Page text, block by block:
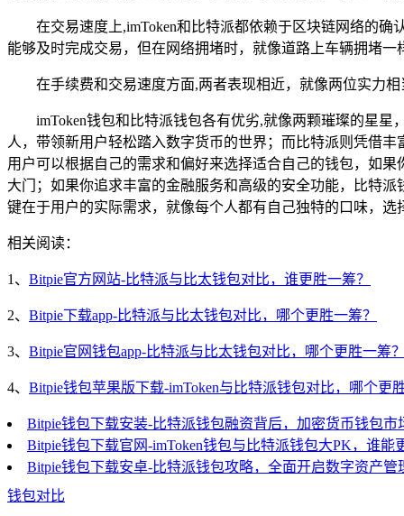
在交易速度上,imToken和比特派都依赖于区块链网络的
能够及时完成交易，但在网络拥堵时，就像道路上车辆拥堵
在手续费和交易速度方面,两者表现相近，就像两位实力
imToken钱包和比特派钱包各有优劣,就像两颗璀璨的星
人，带领新用户轻松踏入数字货币的世界；而比特派则凭借
用户可以根据自己的需求和偏好来选择适合自己的钱包，如
大门；如果你追求丰富的金融服务和高级的安全功能，比特
键在于用户的实际需求，就像每个人都有自己独特的口味，选
相关阅读：
1、 Bitpie官方网站-比特派与比太钱包对比，谁更胜一筹？
2、 Bitpie下载app-比特派与比太钱包对比，哪个更胜一筹？
3、 Bitpie官网钱包app-比特派与比太钱包对比，哪个更胜一筹
4、 Bitpie钱包苹果版下载-imToken与比特派钱包对比，哪个更
Bitpie钱包下载安装-比特派钱包融资背后，加密货币钱包市
Bitpie钱包下载官网-imToken钱包与比特派钱包大PK，谁能
Bitpie钱包下载安卓-比特派钱包攻略，全面开启数字资产管
钱包对比